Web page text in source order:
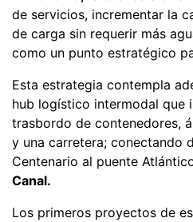
de servicios, incrementar la
de carga sin requerir más
como un punto estratégico
Esta estrategia contempla
hub logístico intermodal que
trasbordo de contenedores,
y una carretera; conectando
Centenario al puente
Canal.
Los primeros proyectos de